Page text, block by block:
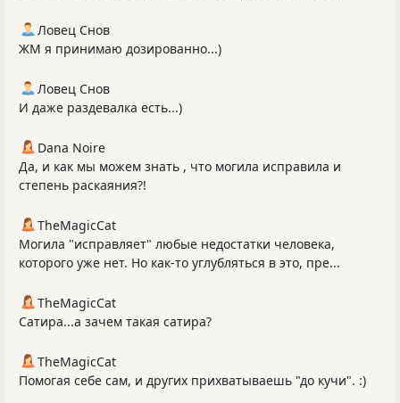
Ловец Снов
ЖМ я принимаю дозированно...)
Ловец Снов
И даже раздевалка есть...)
Dana Noire
Да, и как мы можем знать , что могила исправила и
степень раскаяния?!
TheMagicCat
Могила "исправляет" любые недостатки человека,
которого уже нет. Но как-то углубляться в это, пре...
TheMagicCat
Сатира...а зачем такая сатира?
TheMagicCat
Помогая себе сам, и других прихватываешь "до кучи". :)